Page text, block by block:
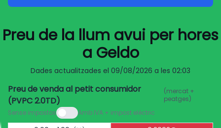
Preu de la llum avui per hores
a Geldo
Dades actualitzades el 09/08/2026 a les 02:03
Preu de venda al petit consumidor
(PVPC 2.0TD)
(mercat +
peatges)
Sense impostos
Amb IVA + impost elèctric